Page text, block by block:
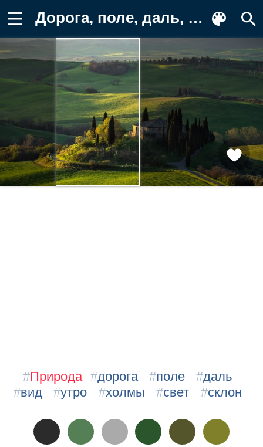
Дорога, поле, даль, вид, утро, холмы Обои
#Природа #дорога #поле #даль
#вид #утро #холмы #свет #склон